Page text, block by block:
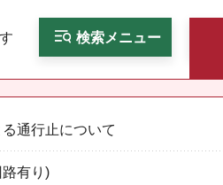
検索メニュー
通行止について
有り)